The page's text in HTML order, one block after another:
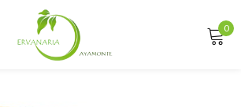
0
Sign in